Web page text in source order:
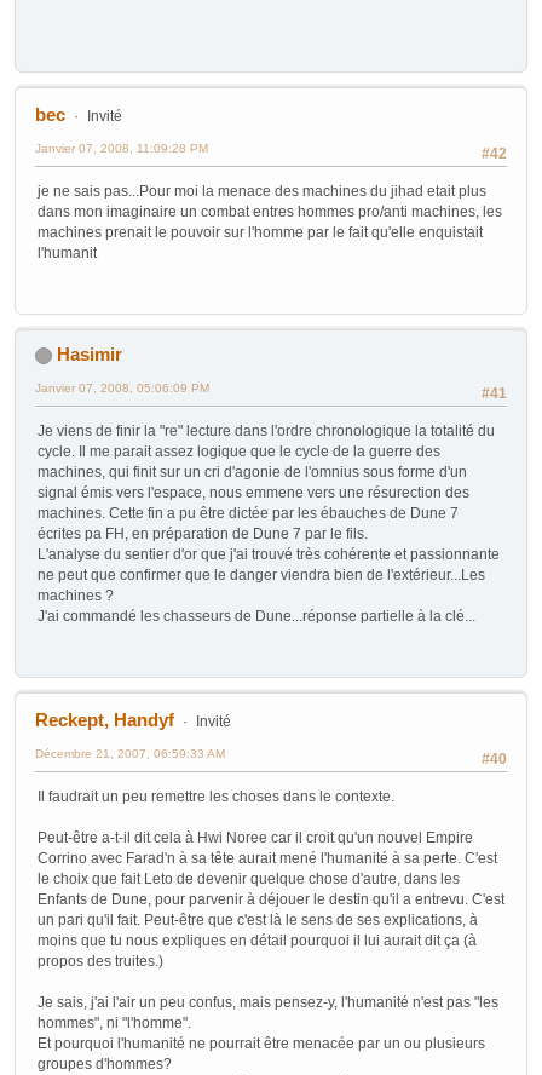
bec Invité
#42
Janvier 07, 2008, 11:09:28 PM
je ne sais pas...Pour moi la menace des machines du jihad etait plus
dans mon imaginaire un combat entres hommes pro/anti machines, les
machines prenait le pouvoir sur l'homme par le fait qu'elle enquistait
l'humanit
Hasimir
#41
Janvier 07, 2008, 05:06:09 PM
Je viens de finir la "re" lecture dans l'ordre chronologique la totalité du
cycle. Il me parait assez logique que le cycle de la guerre des
machines, qui finit sur un cri d'agonie de l'omnius sous forme d'un
signal émis vers l'espace, nous emmene vers une résurection des
machines. Cette fin a pu être dictée par les ébauches de Dune 7
écrites pa FH, en préparation de Dune 7 par le fils.
L'analyse du sentier d'or que j'ai trouvé très cohérente et passionnante
ne peut que confirmer que le danger viendra bien de l'extérieur...Les
machines ?
J'ai commandé les chasseurs de Dune...réponse partielle à la clé...
Reckept, Handyf Invité
#40
Décembre 21, 2007, 06:59:33 AM
Il faudrait un peu remettre les choses dans le contexte.
Peut-être a-t-il dit cela à Hwi Noree car il croit qu'un nouvel Empire
Corrino avec Farad'n à sa tête aurait mené l'humanité à sa perte. C'est
le choix que fait Leto de devenir quelque chose d'autre, dans les
Enfants de Dune, pour parvenir à déjouer le destin qu'il a entrevu. C'est
un pari qu'il fait. Peut-être que c'est là le sens de ses explications, à
moins que tu nous expliques en détail pourquoi il lui aurait dit ça (à
propos des truites.)
Je sais, j'ai l'air un peu confus, mais pensez-y, l'humanité n'est pas "les
hommes", ni "l'homme".
Et pourquoi l'humanité ne pourrait être menacée par un ou plusieurs
groupes d'hommes?